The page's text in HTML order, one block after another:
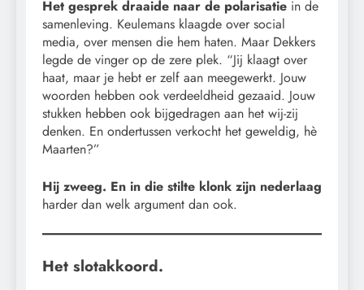
Het gesprek draaide naar de polarisatie in de
samenleving. Keulemans klaagde over social
media, over mensen die hem haten. Maar Dekkers
legde de vinger op de zere plek. “Jij klaagt over
haat, maar je hebt er zelf aan meegewerkt. Jouw
woorden hebben ook verdeeldheid gezaaid. Jouw
stukken hebben ook bijgedragen aan het wij-zij
denken. En ondertussen verkocht het geweldig, hè
Maarten?”
Hij zweeg. En in die stilte klonk zijn nederlaag
harder dan welk argument dan ook.
Het slotakkoord.